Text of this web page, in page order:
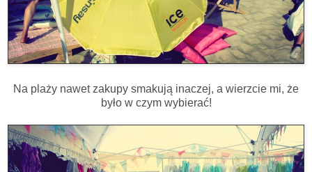
Na plaży nawet zakupy smakują inaczej, a wierzcie mi, że
było w czym wybierać!